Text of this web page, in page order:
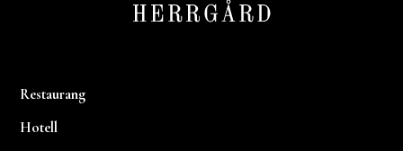
Restaurang
Hotell